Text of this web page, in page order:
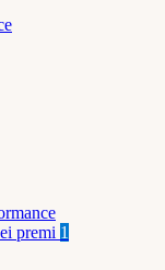
premi 1